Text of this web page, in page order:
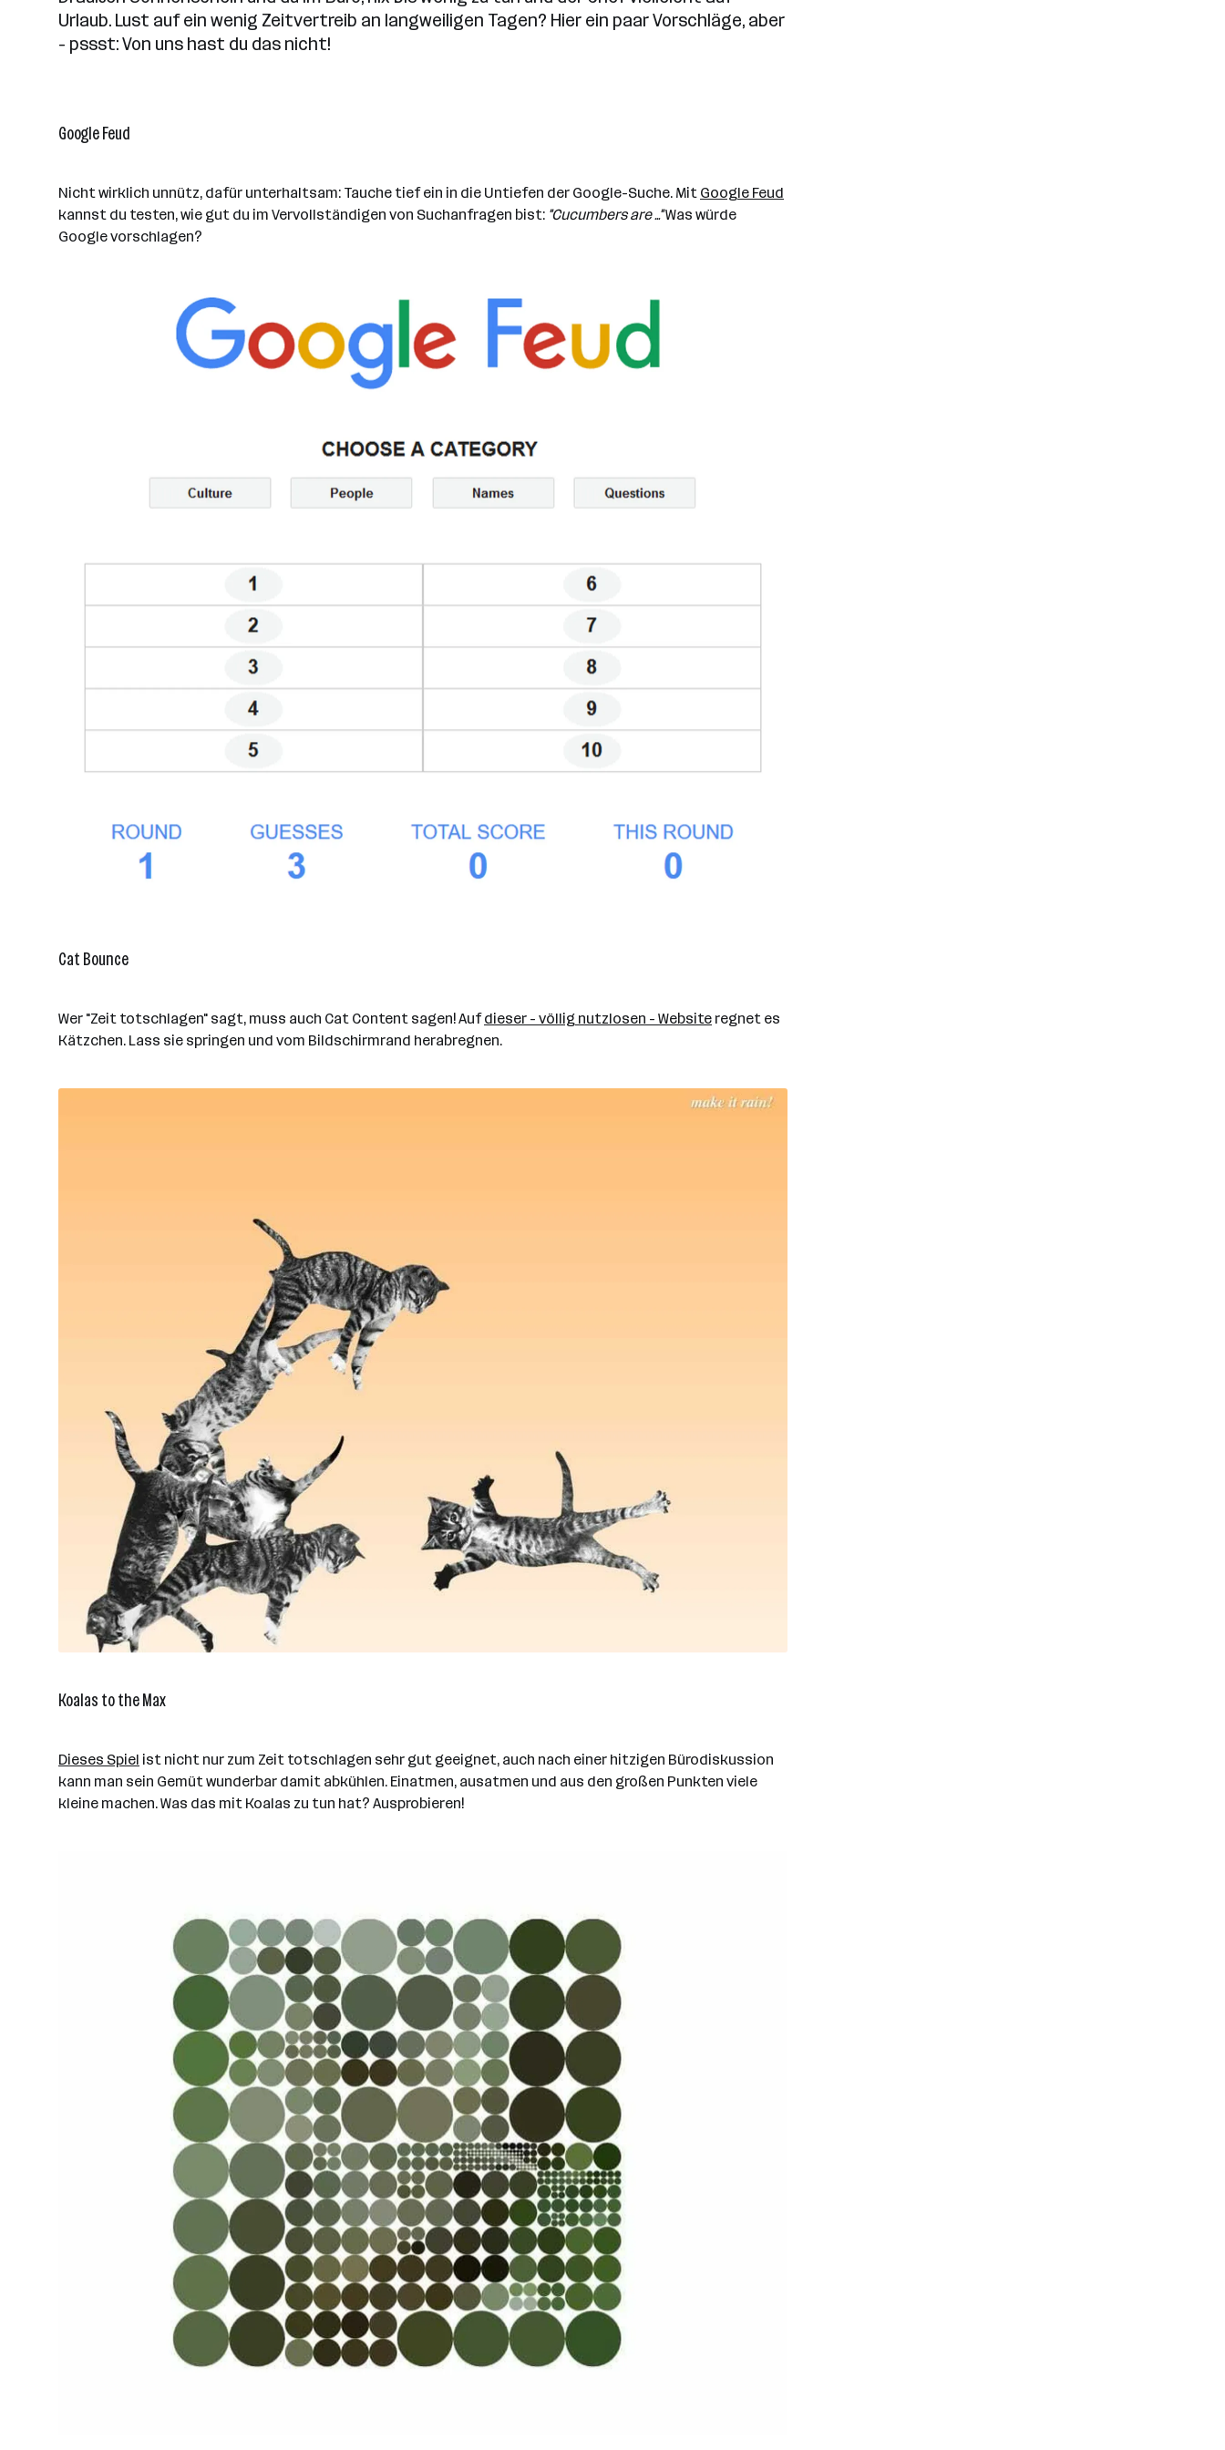
Urlaub. Lust auf ein wenig Zeitvertreib an langweiligen Tagen? Hier ein paar Vorschläge, aber
- pssst: Von uns hast du das nicht!
Google Feud
Nicht wirklich unnütz, dafür unterhaltsam: Tauche tief ein in die Untiefen der Google-Suche. Mit Google Feud
kannst du testen, wie gut du im Vervollständigen von Suchanfragen bist: "Cucumbers are ..."Was würde
Google vorschlagen?
Cat Bounce
Wer "Zeit totschlagen" sagt, muss auch Cat Content sagen! Aufdieser - völlig nutzlosen - Website regnet es
Kätzchen. Lass sie springen und vom Bildschirmrand herabregnen.
Koalas to the Max
Dieses Spiel ist nicht nur zum Zeit totschlagen sehr gut geeignet, auch nach einer hitzigen Bürodiskussion
kann man sein Gemüt wunderbar damit abkühlen. Einatmen, ausatmen und aus den großen Punkten viele
kleine machen. Was das mit Koalas zu tun hat? Ausprobieren!